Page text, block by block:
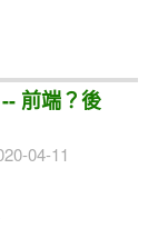
前端？後
04-11